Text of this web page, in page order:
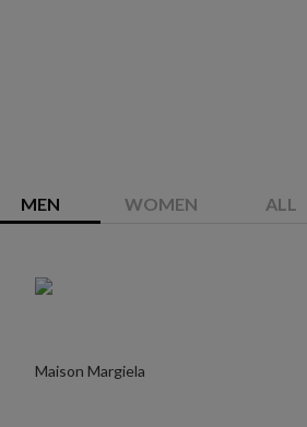
MEN WOMEN ALL
Maison Margiela